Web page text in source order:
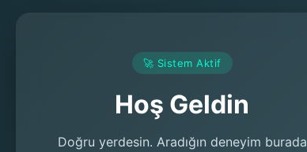
🚀 Sistem Aktif
Hoş Geldin
Doğru yerdesin. Aradığın deneyim burada